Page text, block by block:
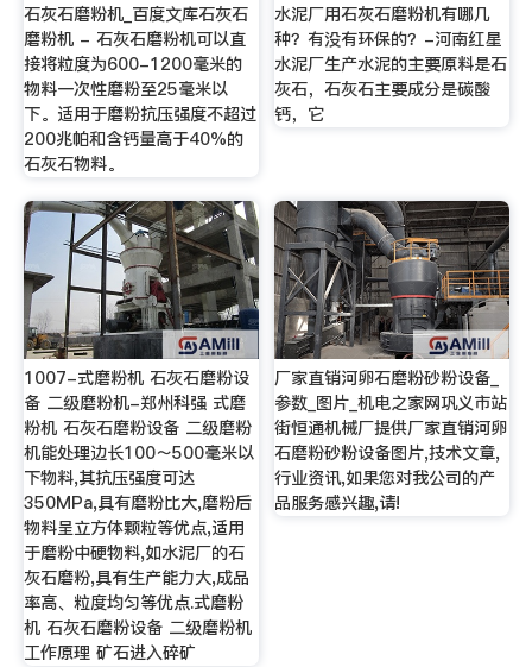
石灰石磨粉机_百度文库石灰石
磨粉机 - 石灰石磨粉机可以直
接将粒度为600-1200毫米的
物料一次性磨粉至25毫米以
下。适用于磨粉抗压强度不超过
200兆帕和含钙量高于40%的
石灰石物料。
水泥厂用石灰石磨粉机有哪几
种？有没有环保的？-河南红星
水泥厂生产水泥的主要原料是石
灰石，石灰石主要成分是碳酸
钙，它
1007-式磨粉机 石灰石磨粉设
备 二级磨粉机-郑州科强 式磨
粉机 石灰石磨粉设备 二级磨粉
机能处理边长100～500毫米以
下物料,其抗压强度可达
350MPa,具有磨粉比大,磨粉后
物料呈立方体颗粒等优点,适用
于磨粉中硬物料,如水泥厂的石
灰石磨粉,具有生产能力大,成品
率高、粒度均匀等优点.式磨粉
机 石灰石磨粉设备 二级磨粉机
工作原理 矿石进入碎矿
厂家直销河卵石磨粉砂粉设备_
参数_图片_机电之家网巩义市站
街恒通机械厂提供厂家直销河卵
石磨粉砂粉设备图片,技术文章,
行业资讯,如果您对我公司的产
品服务感兴趣,请!